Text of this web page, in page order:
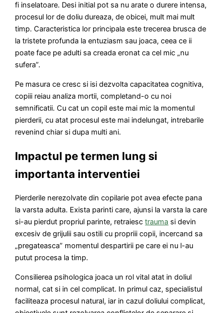
fi inselatoare. Desi initial pot sa nu arate o durere intensa,
procesul lor de doliu dureaza, de obicei, mult mai mult
timp. Caracteristica lor principala este trecerea brusca de
la tristete profunda la entuziasm sau joaca, ceea ce ii
poate face pe adulti sa creada eronat ca cel mic „nu
sufera”.
Pe masura ce cresc si isi dezvolta capacitatea cognitiva,
copiii reiau analiza mortii, completand-o cu noi
semnificatii. Cu cat un copil este mai mic la momentul
pierderii, cu atat procesul este mai indelungat, intrebarile
revenind chiar si dupa multi ani.
Impactul pe termen lung si
importanta interventiei
Pierderile nerezolvate din copilarie pot avea efecte pana
la varsta adulta. Exista parinti care, ajunsi la varsta la care
si-au pierdut propriul parinte, retraiesctrauma si devin
excesiv de grijulii sau ostili cu propriii copii, incercand sa
„pregateasca” momentul despartirii pe care ei nu l-au
putut procesa la timp.
Consilierea psihologica joaca un rol vital atat in doliul
normal, cat si in cel complicat. In primul caz, specialistul
faciliteaza procesul natural, iar in cazul doliului complicat,